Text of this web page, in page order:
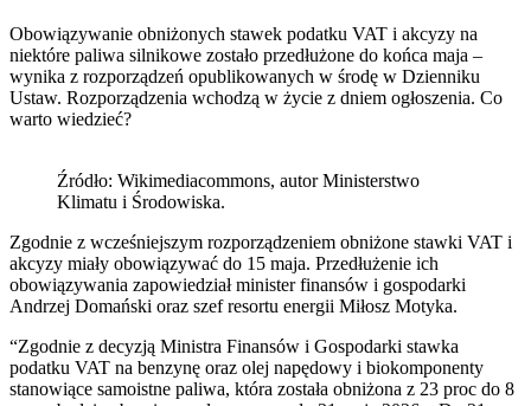
Obowiązywanie obniżonych stawek podatku VAT i akcyzy na
niektóre paliwa silnikowe zostało przedłużone do końca maja –
wynika z rozporządzeń opublikowanych w środę w Dzienniku
Ustaw. Rozporządzenia wchodzą w życie z dniem ogłoszenia. Co
warto wiedzieć?
Źródło: Wikimediacommons, autor Ministerstwo
Klimatu i Środowiska.
Zgodnie z wcześniejszym rozporządzeniem obniżone stawki VAT i
akcyzy miały obowiązywać do 15 maja. Przedłużenie ich
obowiązywania zapowiedział minister finansów i gospodarki
Andrzej Domański oraz szef resortu energii Miłosz Motyka.
“Zgodnie z decyzją Ministra Finansów i Gospodarki stawka
podatku VAT na benzynę oraz olej napędowy i biokomponenty
stanowiące samoistne paliwa, która została obniżona z 23 proc do 8